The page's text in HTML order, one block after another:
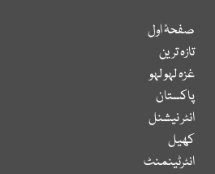
صفحۂ اول
تازہ ترین
غزہ لہو لہو
پاکستان
انٹر نیشنل
کھیل
انٹرٹینمنٹ